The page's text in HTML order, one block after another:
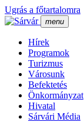
Ugrás a főtartalomra
menu
Hí­rek
Programok
Turizmus
Városunk
Befektetés
Önkormányzat
Hivatal
Sárvári Média